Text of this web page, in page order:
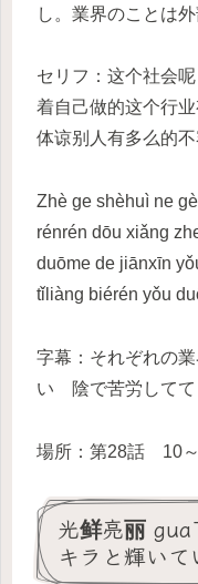
し。業界のことは
セリフ：这个社会
着自己做的这个行
体谅别人有多么的不
Zhè ge shèhuì ne
rénrén dōu xiǎng
duōme de jiānxīn
tǐliàng biérén yǒu
字幕：それぞれの
い 陰で苦労してて
場所：第28話 10
光鲜亮丽
キラと輝いて